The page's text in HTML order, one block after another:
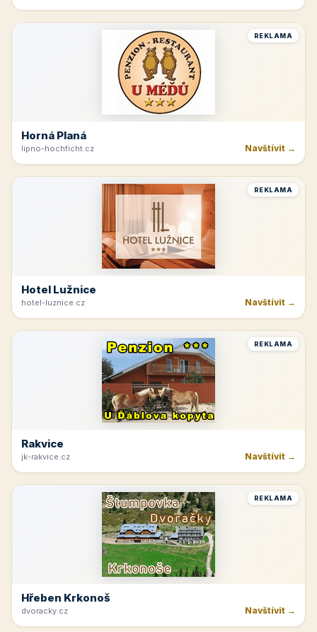
REKLAMA
Horná Planá
lipno-hochficht.cz Navštívit →
REKLAMA
Hotel Lužnice
hotel-luznice.cz Navštívit →
REKLAMA
Rakvice
jk-rakvice.cz Navštívit →
REKLAMA
Hřeben Krkonoš
dvoracky.cz Navštívit →